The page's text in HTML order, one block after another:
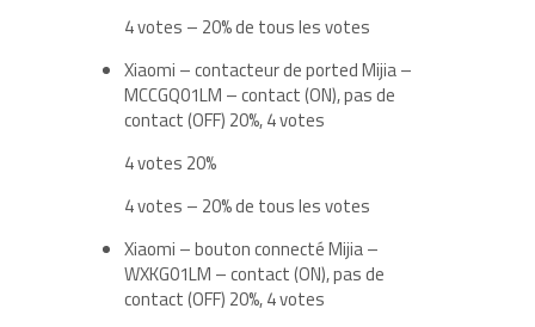
4 votes – 20% de tous les votes
Xiaomi – contacteur de ported Mijia –
MCCGQ01LM – contact (ON), pas de
contact (OFF) 20%, 4 votes
4 votes 20%
4 votes – 20% de tous les votes
Xiaomi – bouton connecté Mijia –
WXKG01LM – contact (ON), pas de
contact (OFF) 20%, 4 votes